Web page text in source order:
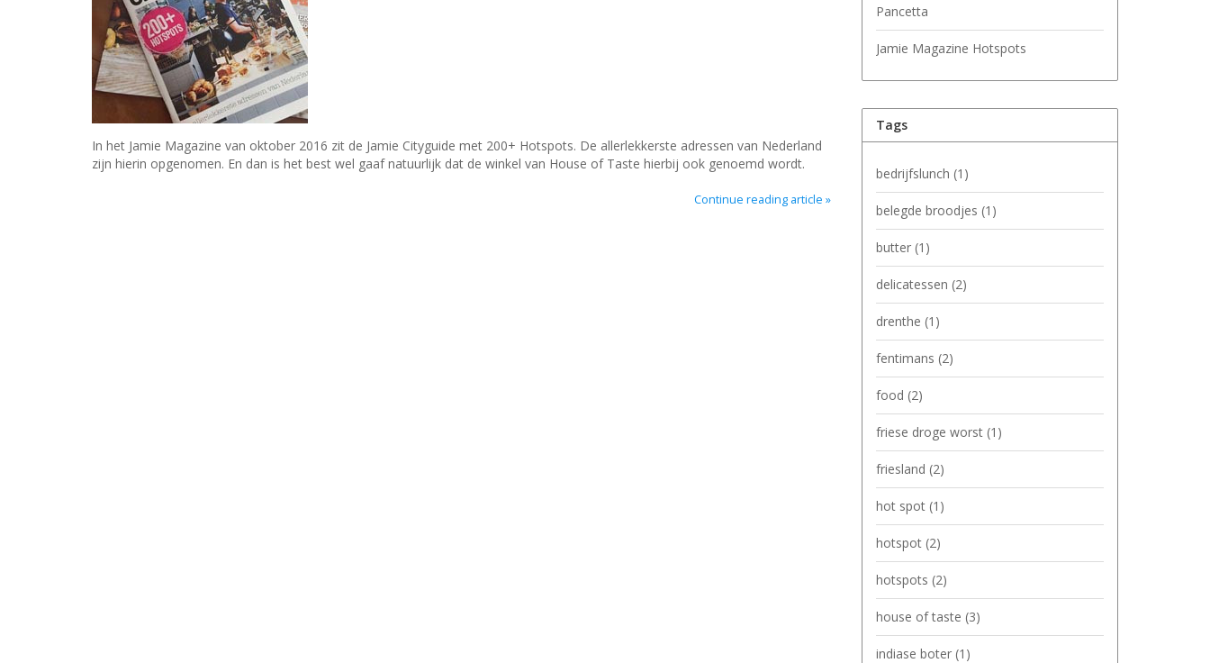
In het Jamie Magazine van oktober 2016 zit de Jamie Cityguide met 200+ Hotspots. De allerlekkerste adressen van Nederland
zijn hierin opgenomen. En dan is het best wel gaaf natuurlijk dat de winkel van House of Taste hierbij ook genoemd wordt.
Continue reading article »
Pancetta
Jamie Magazine Hotspots
Tags
bedrijfslunch (1)
belegde broodjes (1)
butter (1)
delicatessen (2)
drenthe (1)
fentimans (2)
food (2)
friese droge worst (1)
friesland (2)
hot spot (1)
hotspot (2)
hotspots (2)
house of taste (3)
indiase boter (1)